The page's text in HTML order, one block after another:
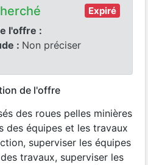
Expiré
l'offre :
: Non préciser
de l'offre
des roues pelles minières
des équipes et les travaux
superviser les équipes
travaux, superviser les